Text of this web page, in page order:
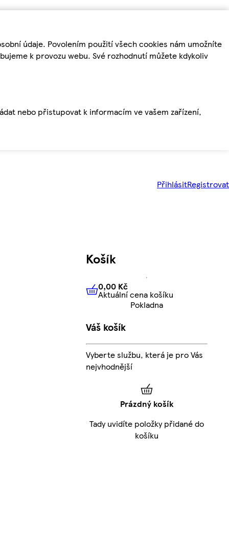
údaje. Povolením použití všech cookies nám umožníte
k provozu webu. Své rozhodnutí můžete kdykoliv
nebo přistupovat k informacím ve vašem zařízení,
PřihlásitRegistrovat
Košík
0,00 KčAktuální cena košíku
0,00 Kč
Aktuální cena košíku
Pokladna
Váš košík
Vyberte službu, která je pro Vás
nejvhodnější
Prázdný košík
Tady uvidíte položky přidané do
košíku